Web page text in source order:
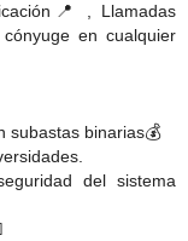
, Llamadas
en cualquier
subastas binarias💰
del sistema